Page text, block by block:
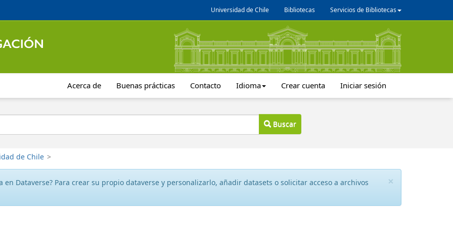
Universidad de Chile Bibliotecas Servicios de Bibliotecas
Acerca de Buenas prácticas Contacto Idioma Crear cuenta Iniciar sesión
Buscar
de Chile >
×
en Dataverse? Para crear su propio dataverse y personalizarlo, añadir datasets o solicitar acceso a archivos